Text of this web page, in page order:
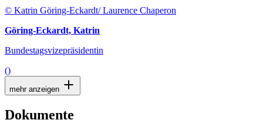
© Katrin Göring-Eckardt/ Laurence Chaperon
Göring-Eckardt, Katrin
Bundestagsvizepräsidentin
()
mehr anzeigen
Dokumente